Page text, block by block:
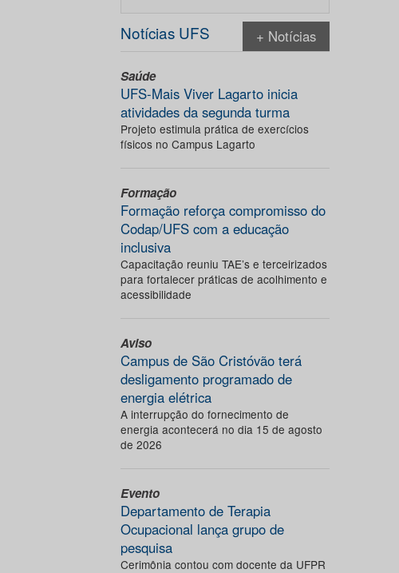
Notícias UFS + Notícias
Saúde
UFS-Mais Viver Lagarto inicia
atividades da segunda turma
Projeto estimula prática de exercícios
físicos no Campus Lagarto
Formação
Formação reforça compromisso do
Codap/UFS com a educação
inclusiva
Capacitação reuniu TAE’s e terceirizados
para fortalecer práticas de acolhimento e
acessibilidade
Aviso
Campus de São Cristóvão terá
desligamento programado de
energia elétrica
A interrupção do fornecimento de
energia acontecerá no dia 15 de agosto
de 2026
Evento
Departamento de Terapia
Ocupacional lança grupo de
pesquisa
Cerimônia contou com docente da UFPR